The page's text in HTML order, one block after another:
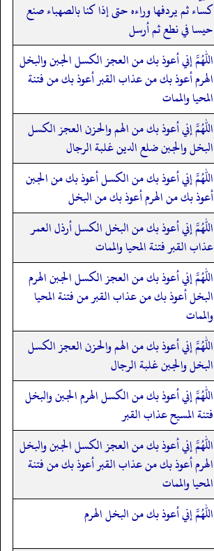
كساء ثم يردفها وراءه حتى إذا كنا بالصهباء صنع
حيسا في نطع ثم أرسل
اللهم إني أعوذ بك من العجز الكسل الجبن والبخل
الهرم أعوذ بك من عذاب القبر أعوذ بك من فتنة
المحيا والممات
اللهم إني أعوذ بك من الهم والحزن العجز الكسل
البخل والجبن ضلع الدين غلبة الرجال
اللهم إني أعوذ بك من الكسل أعوذ بك من الجبن
أعوذ بك من الهرم أعوذ بك من البخل
اللهم إني أعوذ بك من البخل الكسل أرذل العمر
عذاب القبر فتنة المحيا والممات
اللهم إني أعوذ بك من العجز الكسل الجبن الهرم
البخل أعوذ بك من عذاب القبر من فتنة المحيا
والممات
اللهم إني أعوذ بك من الهم والحزن العجز الكسل
البخل والجبن غلبة الرجال
اللهم إني أعوذ بك من الكسل الهرم الجبن والبخل
فتنة المسيح عذاب القبر
اللهم إني أعوذ بك من العجز الكسل الجبن والبخل
الهرم أعوذ بك من عذاب القبر أعوذ بك من فتنة
المحيا والممات
اللهم إني أعوذ بك من البخل الهرم